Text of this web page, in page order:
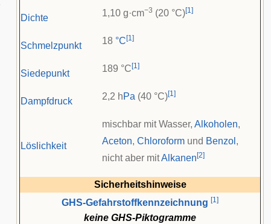
Dichte 1,10 g·cm−3 (20 °C)[1]
Schmelzpunkt 18 °C [1]
Siedepunkt 189 °C [1]
Dampfdruck 2,2 hPa (40 °C)[1]
Löslichkeit
mischbar mit Wasser, Alkoholen,
Aceton, Chloroform und Benzol ,
nicht aber mitAlkanen [2]
Sicherheitshinweise
GHS-Gefahrstoffkennzeichnung [1]
keine GHS-Piktogramme